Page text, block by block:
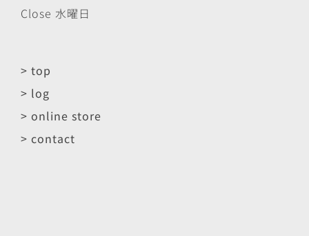
Close 水曜日
> top
> log
> online store
> contact